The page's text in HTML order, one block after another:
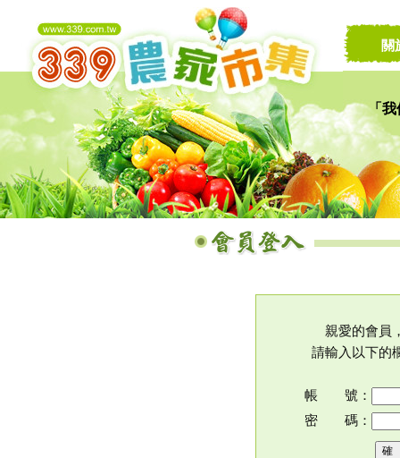
「我
讓
關
親愛的會員
請輸入以下的
帳 號：
密 碼：